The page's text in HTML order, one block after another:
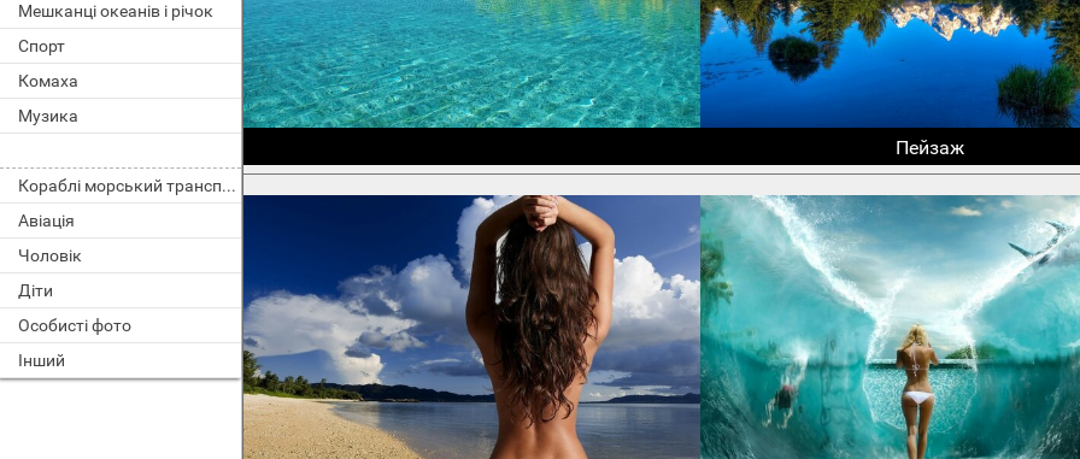
Мешканці океанів і річок
Спорт
Комаха
Музика
Кораблі морський транспорт
Авіація
Чоловік
Діти
Особисті фото
Інший
Пейзаж